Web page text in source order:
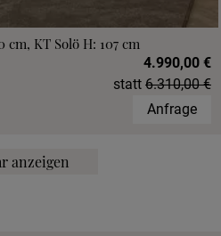
KT Solö H: 107 cm
4.990,00 €
statt 6.310,00 €
Anfrage
anzeigen